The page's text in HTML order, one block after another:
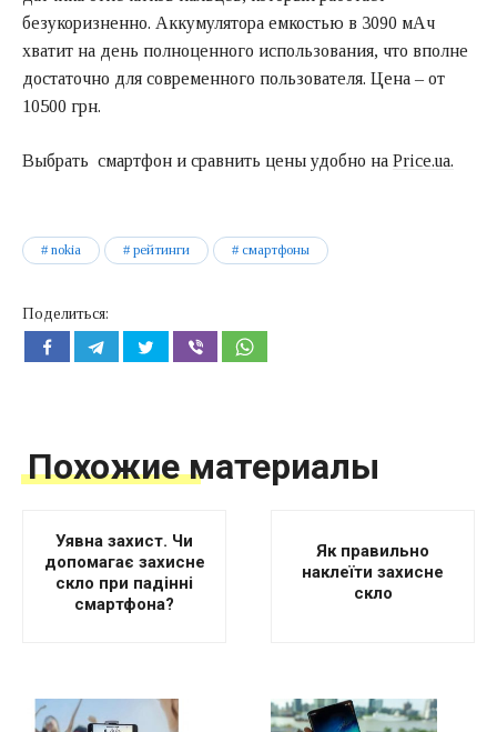
безукоризненно. Аккумулятора емкостью в 3090 мАч
хватит на день полноценного использования, что вполне
достаточно для современного пользователя. Цена – от
10500 грн.
Выбрать смартфон и сравнить цены удобно на Price.ua.
nokia рейтинги смартфоны
Поделиться:
Похожие материалы
Уявна захист. Чи
допомагає захисне
скло при падінні
смартфона?
Як правильно
наклеїти захисне
скло